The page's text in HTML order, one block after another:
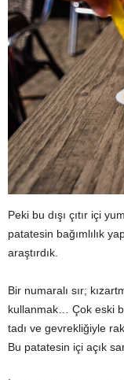
Peki bu dışı çıtır içi
patatesin bağımlılık
araştırdık.
Bir numaralı sır;
kullanmak… Çok eski
tadı ve gevrekliğiyle
Bu patatesin içi açık